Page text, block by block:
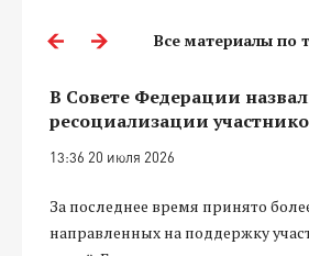
Все материалы по
В Совете Федерации
ресоциализации
13:36 20 июля 2026
За последнее время принято
направленных на поддержку